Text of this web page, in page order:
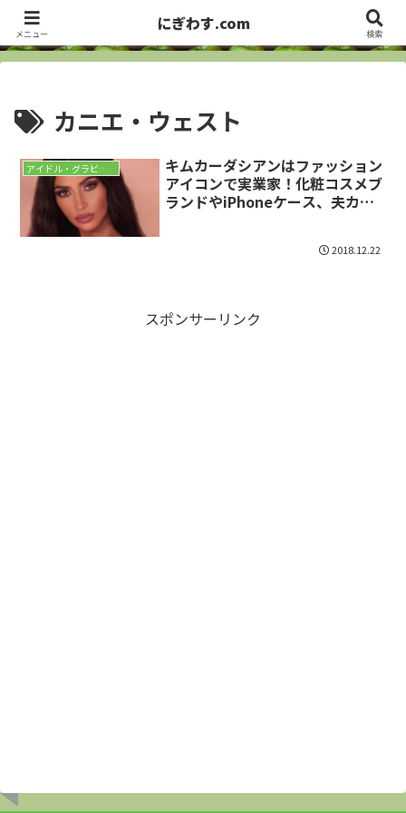
洋画・海外ドラマ俳優、セレブから、お笑い芸人まで ・・・ サラっとズバっ
とCheck it out!!
カニエ・ウェスト
アイドル・グラビア・モデル
キムカーダシアンはファッション
アイコンで実業家！化粧コスメブ
ランドやiPhoneケース、夫カニ
2018.12.22
スポンサーリンク
メニュー
にぎわす.com
検索